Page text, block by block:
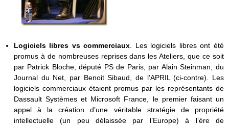
Logiciels libres vs commerciaux . Les logiciels libres ont été
promus à de nombreuses reprises dans les Ateliers, que ce soit
par Patrick Bloche, député PS de Paris, par Alain Steinman, du
Journal du Net, par Benoit Sibaud, de l’APRIL (ci-contre). Les
logiciels commerciaux étaient promus par les représentants de
Dassault Systèmes et Microsoft France, le premier faisant un
appel à la création d’une véritable stratégie de propriété
intellectuelle (un peu délaissée par l’Europe) à l’ère de